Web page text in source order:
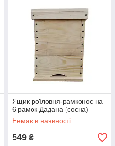
Ящик роїловня-рамконос на
6 рамок Дадана (сосна)
Немає в наявності
549 ₴